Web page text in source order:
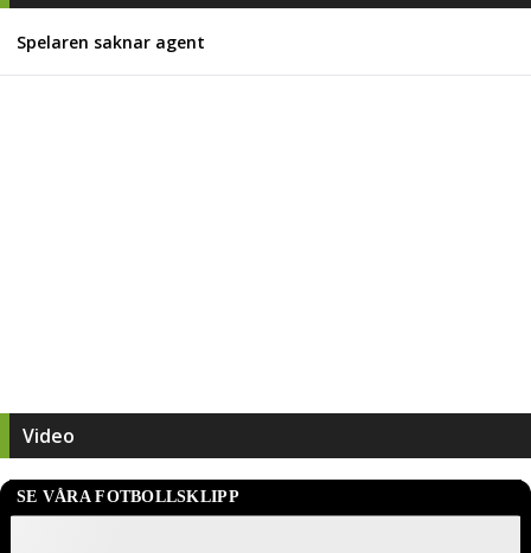
Spelaren saknar agent
Video
SE VÅRA FOTBOLLSKLIPP